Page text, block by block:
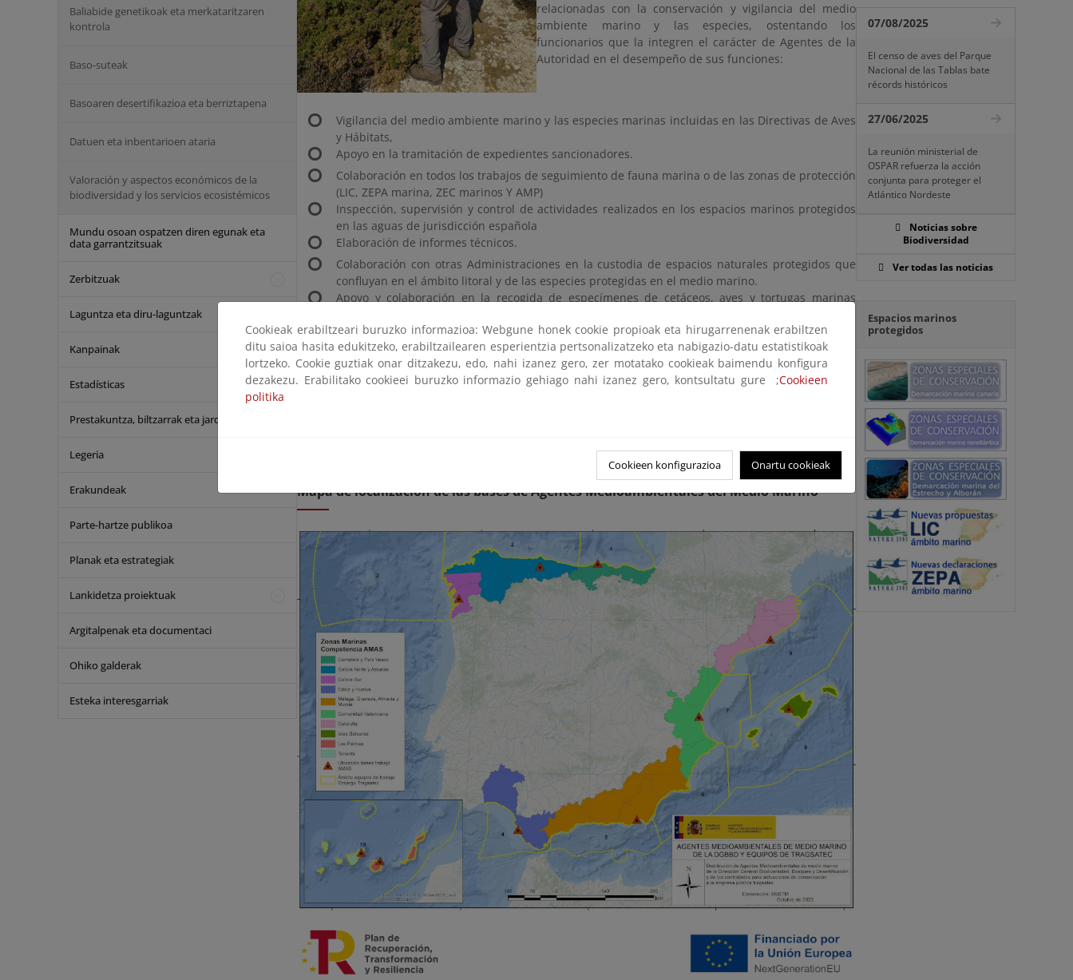
Baliabide genetikoak eta merkataritzaren
kontrola
Baso-suteak
Basoaren desertifikazioa eta berriztapena
Datuen eta inbentarioen ataria
Valoración y aspectos económicos de la
biodiversidad y los servicios ecosistémicos
Mundu osoan ospatzen diren egunak eta
data garrantzitsuak
Zerbitzuak
Laguntza eta diru-laguntzak
Kanpainak
Estadísticas
Prestakuntza, biltzarrak eta jardunaldiak
Legeria
Erakundeak
Parte-hartze publikoa
Planak eta estrategiak
Lankidetza proiektuak
Argitalpenak eta documentaci
Ohiko galderak
Esteka interesgarriak
relacionadas con la conservación y vigilancia del medio
ambiente marino y las especies, ostentando los
funcionarios que la integren el carácter de Agentes de la
Autoridad en el desempeño de sus funciones:
Vigilancia del medio ambiente marino y las especies marinas incluidas en las Directivas de Aves
y Hábitats,
Apoyo en la tramitación de expedientes sancionadores.
Colaboración en todos los trabajos de seguimiento de fauna marina o de las zonas de protección
(LIC, ZEPA marina, ZEC marinos Y AMP)
Inspección, supervisión y control de actividades realizados en los espacios marinos protegidos
en las aguas de jurisdicción española
Elaboración de informes técnicos.
Colaboración con otras Administraciones en la custodia de espacios naturales protegidos que
confluyan en el ámbito litoral y de las especies protegidas en el medio marino.
Apoyo y colaboración en la recogida de especímenes de cetáceos, aves y tortugas marinas
Los 20 agentes con que cuenta la Dirección General están desplegados en las siguientes 10 bases de
trabajo: Pontevedra, Oviedo, Santander, Barcelona, Valencia, Almería, Palma de Mallorca, Cádiz, Las
Palmas de Gran Canaria y Santa Cruz de Tenerife.
espacios marinos protegidos que ha sido financiado al amparo de los fondos del PRTR.
Mapa de localización de las bases de Agentes Medioambientales del Medio Marino
07/08/2025
El censo de aves del Parque
Nacional de las Tablas bate
récords históricos
27/06/2025
La reunión ministerial de
OSPAR refuerza la acción
conjunta para proteger el
Atlántico Nordeste
Noticias sobre
Biodiversidad
Ver todas las noticias
Espacios marinos
protegidos
Cookieak erabiltzeari buruzko informazioa: Webgune honek cookie propioak eta hirugarrenenak erabiltzen
ditu saioa hasita edukitzeko, erabiltzailearen esperientzia pertsonalizatzeko eta nabigazio-datu estatistikoak
lortzeko. Cookie guztiak onar ditzakezu, edo, nahi izanez gero, zer motatako cookieak baimendu konfigura
dezakezu. Erabilitako cookieei buruzko informazio gehiago nahi izanez gero, kontsultatu gure ;Cookieen
politika
Cookieen konfigurazioa Onartu cookieak